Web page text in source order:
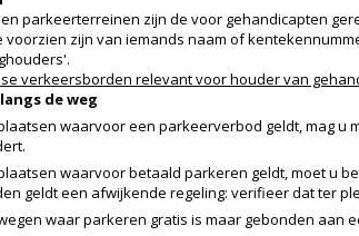
parkeerterreinen zijn de voor gehandicapten
voorzien zijn van iemands naam of
verkeersborden relevant voor houder van
de weg
waarvoor een parkeerverbod geldt, mag u
waarvoor betaald parkeren geldt, moet u
geldt een afwijkende regeling: verifieer dat ter
waar parkeren gratis is maar gebonden aan